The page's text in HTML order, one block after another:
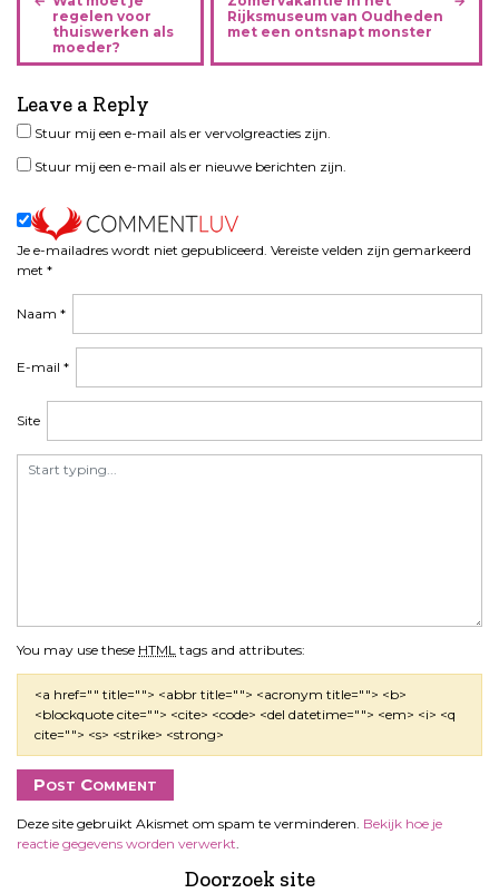
i
c
h
t
n
v
g
t
e
regelen voor
thuiswerken als
moeder?
Rijksmuseum van Oudheden
met een ontsnapt monster
Leave a Reply
Je e-mailadres wordt niet gepubliceerd. Vereiste velden zijn gemarkeerd
met *
You may use these HTML tags and attributes:
<a href="" title=""> <abbr title=""> <acronym title=""> <b>
<blockquote cite=""> <cite> <code> <del datetime=""> <em> <i> <q
cite=""> <s> <strike> <strong>
Naam *
E-mail *
Site
Stuur mij een e-mail als er vervolgreacties zijn.
Stuur mij een e-mail als er nieuwe berichten zijn.
Deze site gebruikt Akismet om spam te verminderen. Bekijk hoe je
reactie gegevens worden verwerkt
Doorzoek site